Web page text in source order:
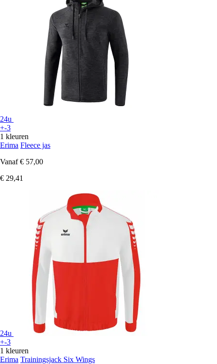
24u
+-3
1 kleuren
Erima Fleece jas
Vanaf € 57,00
€ 29,41
24u
+-3
1 kleuren
Erima Trainingsjack Six Wings